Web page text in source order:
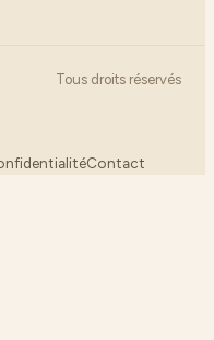
Tous droits réservés
Contact